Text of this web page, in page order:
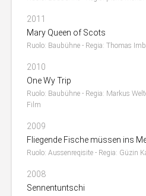
2011
Mary Queen of Scots
Ruolo: Baubühne - Regia: Thomas
2010
One Wy Trip
Ruolo: Baubühne - Regia: Markus
Film
2009
Fliegende Fische müssen ins
Ruolo: Aussenreqisite - Regia: Güzin
2008
Sennentuntschi